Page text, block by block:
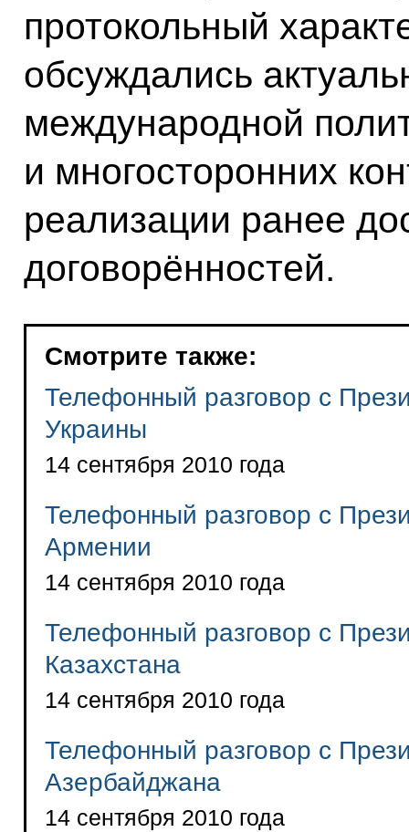
протокольный
обсуждались
международной
и многосторонних
реализации ранее
договорённостей.
Смотрите также:
Телефонный разговор с
Украины
14 сентября 2010 года
Телефонный разговор с
Армении
14 сентября 2010 года
Телефонный разговор с
Казахстана
14 сентября 2010 года
Телефонный разговор с
Азербайджана
14 сентября 2010 года